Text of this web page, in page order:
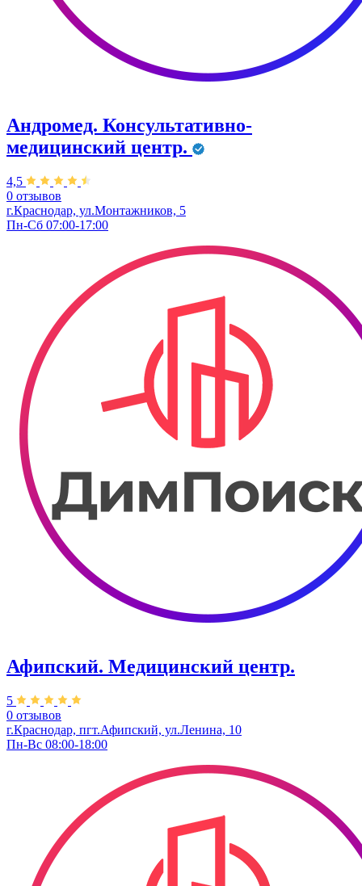
Андромед. Консультативно-
медицинский центр.
4,5
0 отзывов
г.Краснодар, ул.Монтажников, 5
Пн-Сб 07:00-17:00
Афипский. Медицинский центр.
5
0 отзывов
г.Краснодар, пгт.Афипский, ул.Ленина, 10
Пн-Вс 08:00-18:00